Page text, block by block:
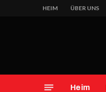
HEIM ÜBER UNS
Heim